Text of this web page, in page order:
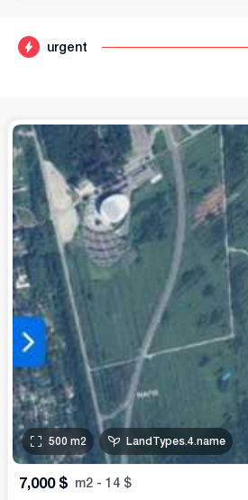
urgent
500 m2 LandTypes.4.name
7,000 $ m2 - 14 $